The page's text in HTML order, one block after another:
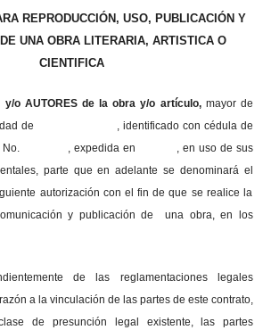
REPRODUCCIÓN, USO, PUBLICACIÓN Y
UNA OBRA LITERARIA, ARTISTICA O
CIENTIFICA
y/o AUTORES de la obra y/o artículo, mayor de
ciudad de , identificado con cédula de
No. , expedida en , en uso de sus
parte que en adelante se denominará el
autorización con el fin de que se realice la
y publicación de una obra, en los
de las reglamentaciones legales
a la vinculación de las partes de este contrato,
de presunción legal existente, las partes